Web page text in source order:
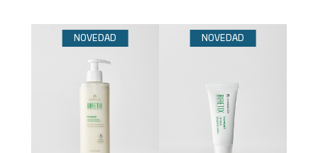
NOVEDAD NOVEDAD